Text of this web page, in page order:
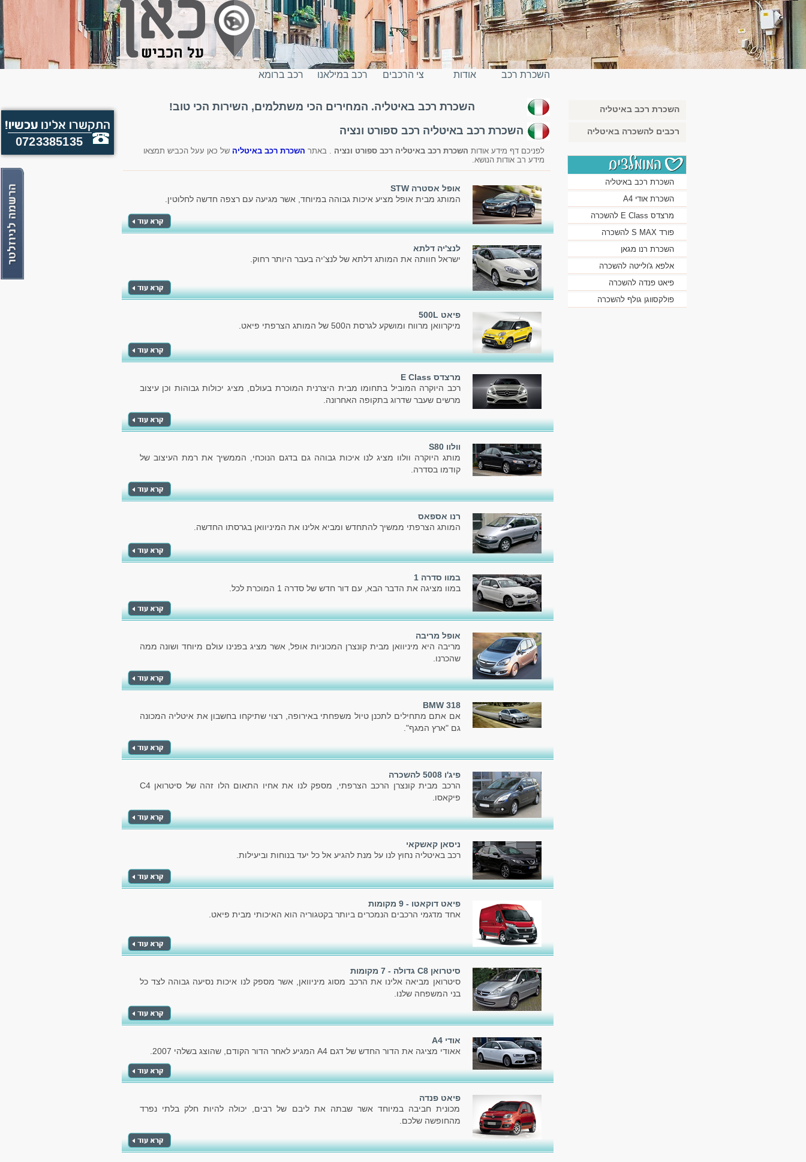
0723385135
השכרת רכב
באיטליה
אודות צי הרכבים רכב במילאנו רכב ברומא
השכרת רכב באיטליה. המחירים הכי משתלמים, השירות הכי טוב!
השכרת רכב באיטליה רכב ספורט ונציה
לפניכם דף מידע אודות השכרת רכב באיטליה רכב ספורט ונציה . באתר השכרת רכב באיטליה של כאן עעל הכביש תמצאו
מידע רב אודות הנושא.
אופל אסטרה STW
המותג מבית אופל מציע איכות גבוהה במיוחד, אשר מגיעה עם רצפה חדשה לחלוטין.
לנצ'יה דלתא
ישראל חוותה את המותג דלתא של לנצ'יה בעבר היותר רחוק.
פיאט 500L
מיקרוואן מרווח ומושקע לגרסת ה500 של המותג הצרפתי פיאט.
מרצדס E Class
רכב היוקרה המוביל בתחומו מבית היצרנית המוכרת בעולם, מציג יכולות גבוהות וכן עיצוב
מרשים שעבר שדרוג בתקופה האחרונה.
וולוו S80
מותג היוקרה וולוו מציג לנו איכות גבוהה גם בדגם הנוכחי, הממשיך את רמת העיצוב של
קודמו בסדרה.
רנו אספאס
המותג הצרפתי ממשיך להתחדש ומביא אלינו את המיניוואן בגרסתו החדשה.
במוו סדרה 1
במוו מציגה את הדבר הבא, עם דור חדש של סדרה 1 המוכרת לכל.
אופל מריבה
מריבה היא מיניוואן מבית קונצרן המכוניות אופל, אשר מציג בפנינו עולם מיוחד ושונה ממה
שהכרנו.
BMW 318
אם אתם מתחילים לתכנן טיול משפחתי באירופה, רצוי שתיקחו בחשבון את איטליה המכונה
גם "ארץ המגף".
פיג'ו 5008 להשכרה
הרכב מבית קונצרן הרכב הצרפתי, מספק לנו את אחיו התאום הלו זהה של סיטרואן C4
פיקאסו.
ניסאן קאשקאי
רכב באיטליה נחוץ לנו על מנת להגיע אל כל יעד בנוחות וביעילות.
פיאט דוקאטו - 9 מקומות
אחד מדגמי הרכבים הנמכרים ביותר בקטגוריה הוא האיכותי מבית פיאט.
סיטרואן C8 גדולה - 7 מקומות
סיטרואן מביאה אלינו את הרכב מסוג מיניוואן, אשר מספק לנו איכות נסיעה גבוהה לצד כל
בני המשפחה שלנו.
אודי A4
אאודי מציגה את הדור החדש של דגם A4 המגיע לאחר הדור הקודם, שהוצג בשלהי 2007.
פיאט פנדה
מכונית חביבה במיוחד אשר שבתה את ליבם של רבים, יכולה להיות חלק בלתי נפרד
מהחופשה שלכם.
השכרת רכב באיטליה
רכבים להשכרה באיטליה
השכרת רכב באיטליה
השכרת אודי A4
מרצדס E Class להשכרה
פורד S MAX להשכרה
השכרת רנו מגאן
אלפא ג'ולייטה להשכרה
פיאט פנדה להשכרה
פולקסווגן גולף להשכרה